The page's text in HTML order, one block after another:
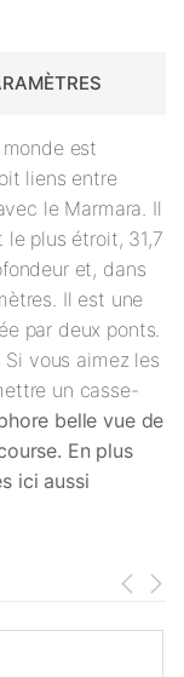
est
liens entre
le Marmara. Il
plus étroit, 31,7
et, dans
Il est une
par deux ponts.
vous aimez les
un casse-
belle vue de
En plus
ici aussi